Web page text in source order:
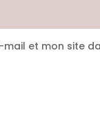
mail et mon site